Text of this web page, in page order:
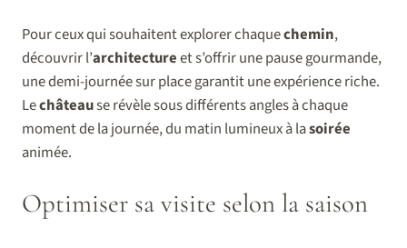
Pour ceux qui souhaitent explorer chaquechemin,
découvrir l’architectureet s’offrir une pause gourmande,
une demi-journée sur place garantit une expérience riche.
Lechâteause révèle sous différents angles à chaque
moment de la journée, du matin lumineux à lasoirée
animée.
Optimiser sa visite selon la saison